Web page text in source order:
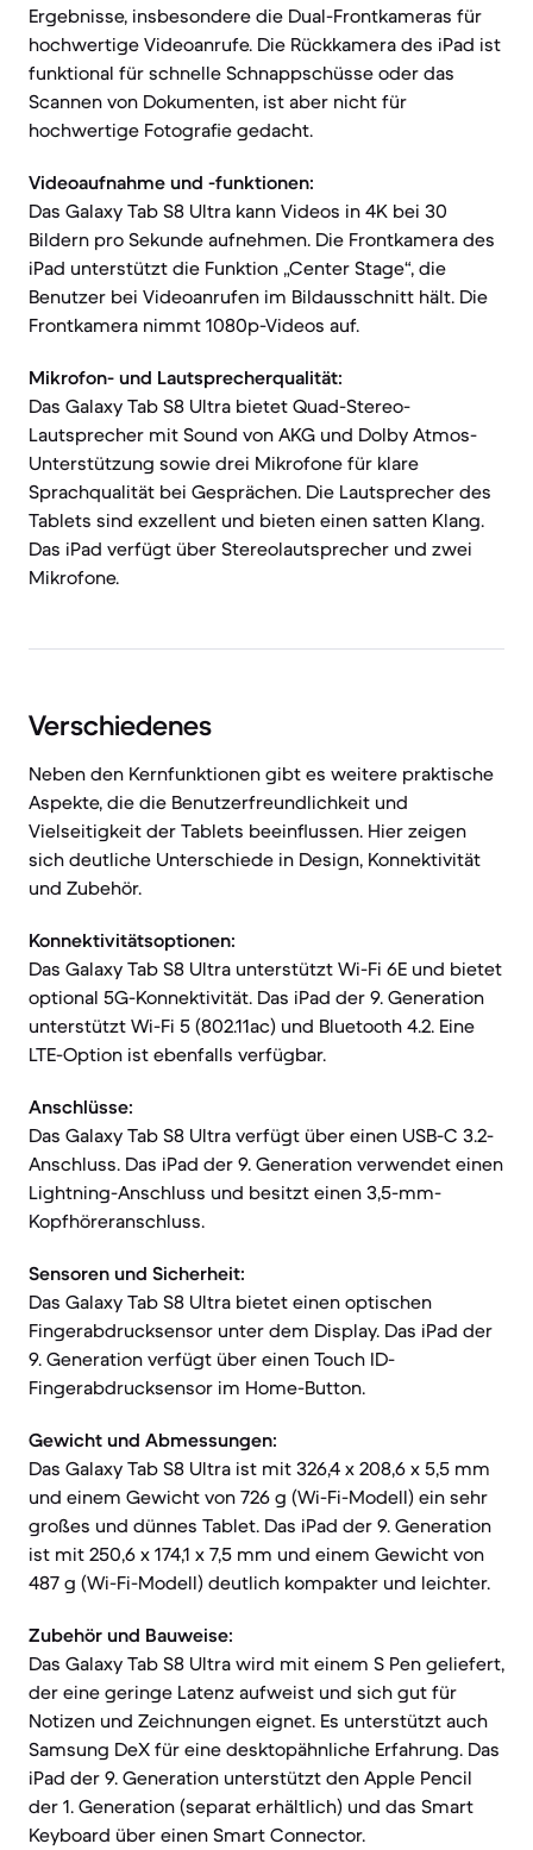
Ergebnisse, insbesondere die Dual-Frontkameras für
hochwertige Videoanrufe. Die Rückkamera des iPad ist
funktional für schnelle Schnappschüsse oder das
Scannen von Dokumenten, ist aber nicht für
hochwertige Fotografie gedacht.
Videoaufnahme und -funktionen:
Das Galaxy Tab S8 Ultra kann Videos in 4K bei 30
Bildern pro Sekunde aufnehmen. Die Frontkamera des
iPad unterstützt die Funktion „Center Stage“, die
Benutzer bei Videoanrufen im Bildausschnitt hält. Die
Frontkamera nimmt 1080p-Videos auf.
Mikrofon- und Lautsprecherqualität:
Das Galaxy Tab S8 Ultra bietet Quad-Stereo-
Lautsprecher mit Sound von AKG und Dolby Atmos-
Unterstützung sowie drei Mikrofone für klare
Sprachqualität bei Gesprächen. Die Lautsprecher des
Tablets sind exzellent und bieten einen satten Klang.
Das iPad verfügt über Stereolautsprecher und zwei
Mikrofone.
Verschiedenes
Neben den Kernfunktionen gibt es weitere praktische
Aspekte, die die Benutzerfreundlichkeit und
Vielseitigkeit der Tablets beeinflussen. Hier zeigen
sich deutliche Unterschiede in Design, Konnektivität
und Zubehör.
Konnektivitätsoptionen:
Das Galaxy Tab S8 Ultra unterstützt Wi-Fi 6E und bietet
optional 5G-Konnektivität. Das iPad der 9. Generation
unterstützt Wi-Fi 5 (802.11ac) und Bluetooth 4.2. Eine
LTE-Option ist ebenfalls verfügbar.
Anschlüsse:
Das Galaxy Tab S8 Ultra verfügt über einen USB-C 3.2-
Anschluss. Das iPad der 9. Generation verwendet einen
Lightning-Anschluss und besitzt einen 3,5-mm-
Kopfhöreranschluss.
Sensoren und Sicherheit:
Das Galaxy Tab S8 Ultra bietet einen optischen
Fingerabdrucksensor unter dem Display. Das iPad der
9. Generation verfügt über einen Touch ID-
Fingerabdrucksensor im Home-Button.
Gewicht und Abmessungen:
Das Galaxy Tab S8 Ultra ist mit 326,4 x 208,6 x 5,5 mm
und einem Gewicht von 726 g (Wi-Fi-Modell) ein sehr
großes und dünnes Tablet. Das iPad der 9. Generation
ist mit 250,6 x 174,1 x 7,5 mm und einem Gewicht von
487 g (Wi-Fi-Modell) deutlich kompakter und leichter.
Zubehör und Bauweise:
Das Galaxy Tab S8 Ultra wird mit einem S Pen geliefert,
der eine geringe Latenz aufweist und sich gut für
Notizen und Zeichnungen eignet. Es unterstützt auch
Samsung DeX für eine desktopähnliche Erfahrung. Das
iPad der 9. Generation unterstützt den Apple Pencil
der 1. Generation (separat erhältlich) und das Smart
Keyboard über einen Smart Connector.